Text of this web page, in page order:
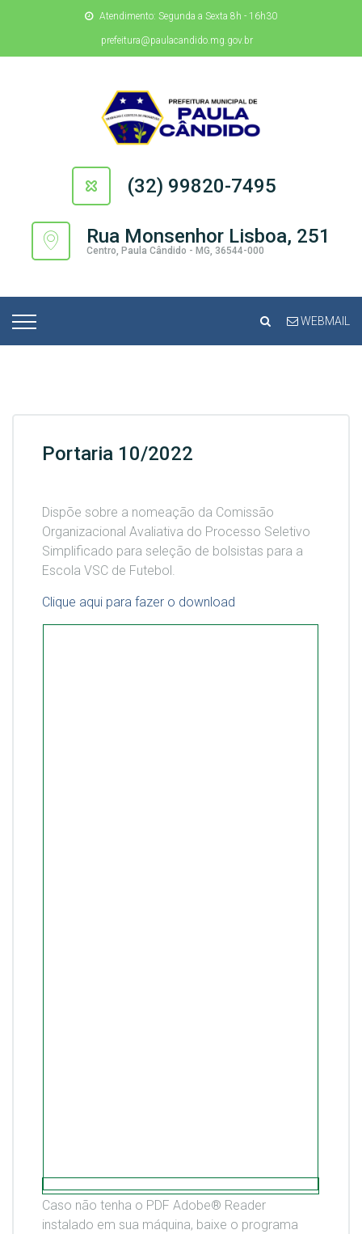
Atendimento: Segunda a Sexta 8h - 16h30
prefeitura@paulacandido.mg.gov.br
(32) 99820-7495
Rua Monsenhor Lisboa, 251
Centro, Paula Cândido - MG, 36544-000
WEBMAIL
Portaria 10/2022
Dispõe sobre a nomeação da Comissão
Organizacional Avaliativa do Processo Seletivo
Simplificado para seleção de bolsistas para a
Escola VSC de Futebol.
Clique aqui para fazer o download
Caso não tenha o PDF Adobe® Reader
instalado em sua máquina, baixe o programa